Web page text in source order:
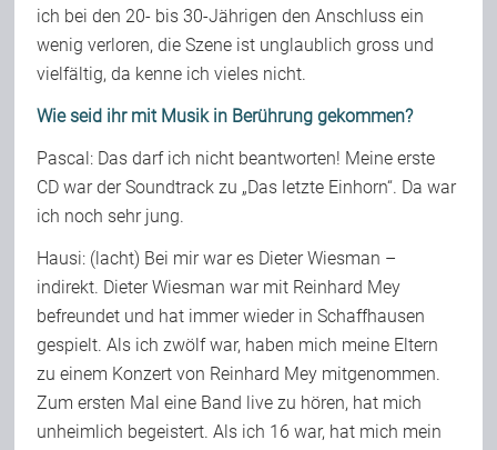
ich bei den 20- bis 30-Jährigen den Anschluss ein
wenig verloren, die Szene ist unglaublich gross und
vielfältig, da kenne ich vieles nicht.
Wie seid ihr mit Musik in Berührung gekommen?
Pascal: Das darf ich nicht beantworten! Meine erste
CD war der Soundtrack zu „Das letzte Einhorn“. Da war
ich noch sehr jung.
Hausi: (lacht) Bei mir war es Dieter Wiesman –
indirekt. Dieter Wiesman war mit Reinhard Mey
befreundet und hat immer wieder in Schaffhausen
gespielt. Als ich zwölf war, haben mich meine Eltern
zu einem Konzert von Reinhard Mey mitgenommen.
Zum ersten Mal eine Band live zu hören, hat mich
unheimlich begeistert. Als ich 16 war, hat mich mein